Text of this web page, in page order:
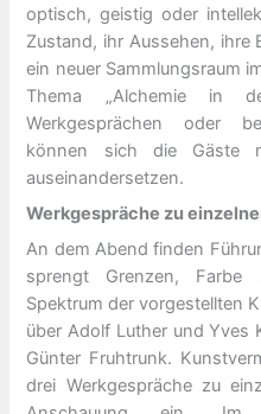
optisch, geistig oder
Zustand, ihr Aussehen, ihre
ein neuer Sammlungsraum
Thema „Alchemie in
Werkgesprächen oder
können sich die Gäste
auseinandersetzen.
Werkgespräche zu
An dem Abend finden
sprengt Grenzen, Farbe
Spektrum der vorgestellten
über Adolf Luther und Yves
Günter Fruhtrunk.
drei Werkgespräche zu